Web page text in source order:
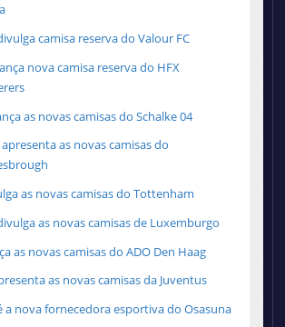
camisa reserva do Valour FC
nova camisa reserva do HFX
as novas camisas do Schalke 04
as novas camisas do
as novas camisas do Tottenham
as novas camisas de Luxemburgo
as novas camisas do ADO Den Haag
as novas camisas da Juventus
a nova fornecedora esportiva do Osasuna